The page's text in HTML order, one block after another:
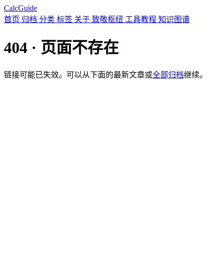
CalcGuide
首页 归档 分类 标签 关于 致敬枢纽 工具教程 知识图谱
404 · 页面不存在
链接可能已失效。可以从下面的最新文章或全部归档继续。